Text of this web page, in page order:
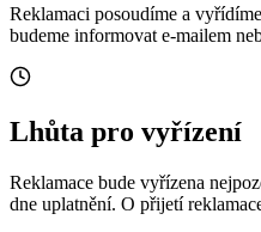
Reklamaci posoudíme a
budeme informovat e-mailem
Lhůta pro vyřízení
Reklamace bude vyřízena
dne uplatnění. O přijetí